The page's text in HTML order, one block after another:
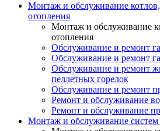
Монтаж и обслуживание
отопления
Монтаж и обслуживание
отопления
Обслуживание и ремонт
Обслуживание и ремонт
Обслуживание и ремонт
пеллетных горелок
Обслуживание и ремонт
Ремонт и обслуживание
Ремонт и обслуживание
Монтаж и обслуживание систем